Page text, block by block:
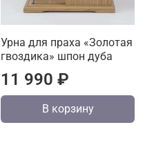
Урна для праха «Золотая
гвоздика» шпон дуба
11 990 ₽
В корзину